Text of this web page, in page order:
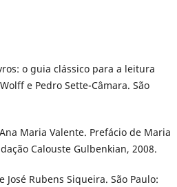
o guia clássico para a leitura
e Pedro Sette-Câmara. São
Maria Valente. Prefácio de Maria
Calouste Gulbenkian, 2008.
José Rubens Siqueira. São Paulo: